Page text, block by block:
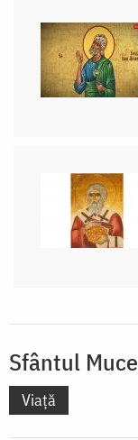
Sfântul
Viață